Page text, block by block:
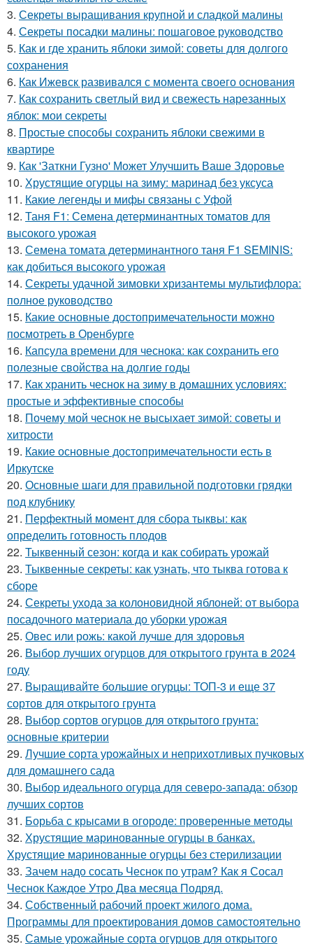
3. Секреты выращивания крупной и сладкой малины
4. Секреты посадки малины: пошаговое руководство
5. Как и где хранить яблоки зимой: советы для долгого
сохранения
6. Как Ижевск развивался с момента своего основания
7. Как сохранить светлый вид и свежесть нарезанных
яблок: мои секреты
8. Простые способы сохранить яблоки свежими в
квартире
9. Как 'Заткни Гузно' Может Улучшить Ваше Здоровье
10. Хрустящие огурцы на зиму: маринад без уксуса
11. Какие легенды и мифы связаны с Уфой
12. Таня F1: Семена детерминантных томатов для
высокого урожая
13. Семена томата детерминантного таня F1 SEMINIS:
как добиться высокого урожая
14. Секреты удачной зимовки хризантемы мультифлора:
полное руководство
15. Какие основные достопримечательности можно
посмотреть в Оренбурге
16. Капсула времени для чеснока: как сохранить его
полезные свойства на долгие годы
17. Как хранить чеснок на зиму в домашних условиях:
простые и эффективные способы
18. Почему мой чеснок не высыхает зимой: советы и
хитрости
19. Какие основные достопримечательности есть в
Иркутске
20. Основные шаги для правильной подготовки грядки
под клубнику
21. Перфектный момент для сбора тыквы: как
определить готовность плодов
22. Тыквенный сезон: когда и как собирать урожай
23. Тыквенные секреты: как узнать, что тыква готова к
сборе
24. Секреты ухода за колоновидной яблоней: от выбора
посадочного материала до уборки урожая
25. Овес или рожь: какой лучше для здоровья
26. Выбор лучших огурцов для открытого грунта в 2024
году
27. Выращивайте большие огурцы: ТОП-3 и еще 37
сортов для открытого грунта
28. Выбор сортов огурцов для открытого грунта:
основные критерии
29. Лучшие сорта урожайных и неприхотливых пучковых
для домашнего сада
30. Выбор идеального огурца для северо-запада: обзор
лучших сортов
31. Борьба с крысами в огороде: проверенные методы
32. Хрустящие маринованные огурцы в банках.
Хрустящие маринованные огурцы без стерилизации
33. Зачем надо сосать Чеснок по утрам? Как я Сосал
Чеснок Каждое Утро Два месяца Подряд.
34. Собственный рабочий проект жилого дома.
Программы для проектирования домов самостоятельно
35. Самые урожайные сорта огурцов для открытого